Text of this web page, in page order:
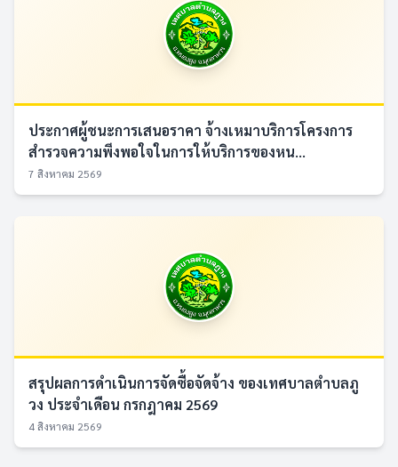
ประกาศผู้ชนะการเสนอราคา จ้างเหมาบริการโครงการ
สำรวจความพึงพอใจในการให้บริการของหน...
7 สิงหาคม 2569
สรุปผลการดำเนินการจัดซื้อจัดจ้าง ของเทศบาลตำบลภู
วง ประจำเดือน กรกฎาคม 2569
4 สิงหาคม 2569